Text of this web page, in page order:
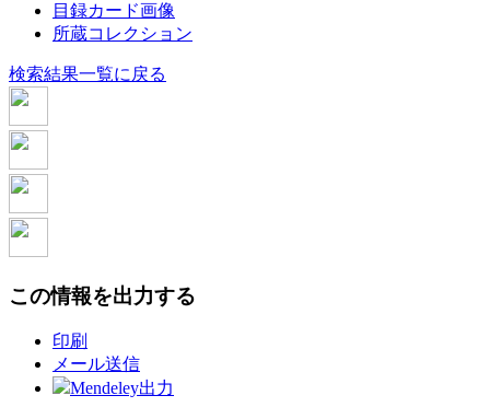
目録カード画像
所蔵コレクション
検索結果一覧に戻る
この情報を出力する
印刷
メール送信
Mendeley出力